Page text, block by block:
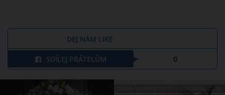
DEJ NÁM LIKE
SDÍLEJ PŘÁTELŮM 0
ZDROJ: MANCHESTEREVENINGNEWS.CO.UK